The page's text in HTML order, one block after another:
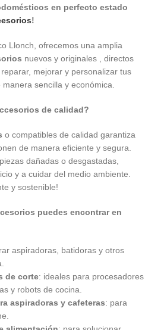
en perfecto estado
!
Llonch, ofrecemos una amplia
nuevos y originales , directos
mejorar y personalizar tus
sencilla y económica.
de calidad?
o compatibles de calidad garantiza
de manera eficiente y segura.
dañadas o desgastadas,
y a cuidar del medio ambiente.
y sostenible!
puedes encontrar en
aspiradoras, batidoras y otros
de corte: ideales para procesadores
y robots de cocina.
aspiradoras y cafeteras: para